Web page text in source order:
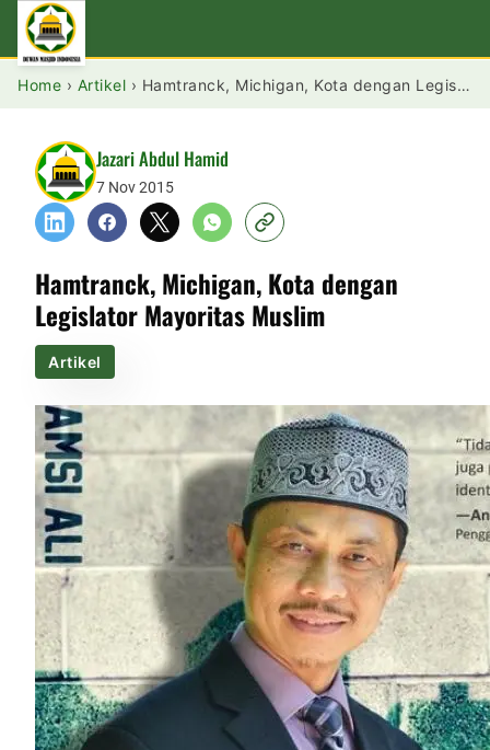
Home › Artikel › Hamtranck, Michigan, Kota dengan Legislator Mayoritas Muslim
Jazari Abdul Hamid
7 Nov 2015
Hamtranck, Michigan, Kota dengan
Legislator Mayoritas Muslim
Artikel